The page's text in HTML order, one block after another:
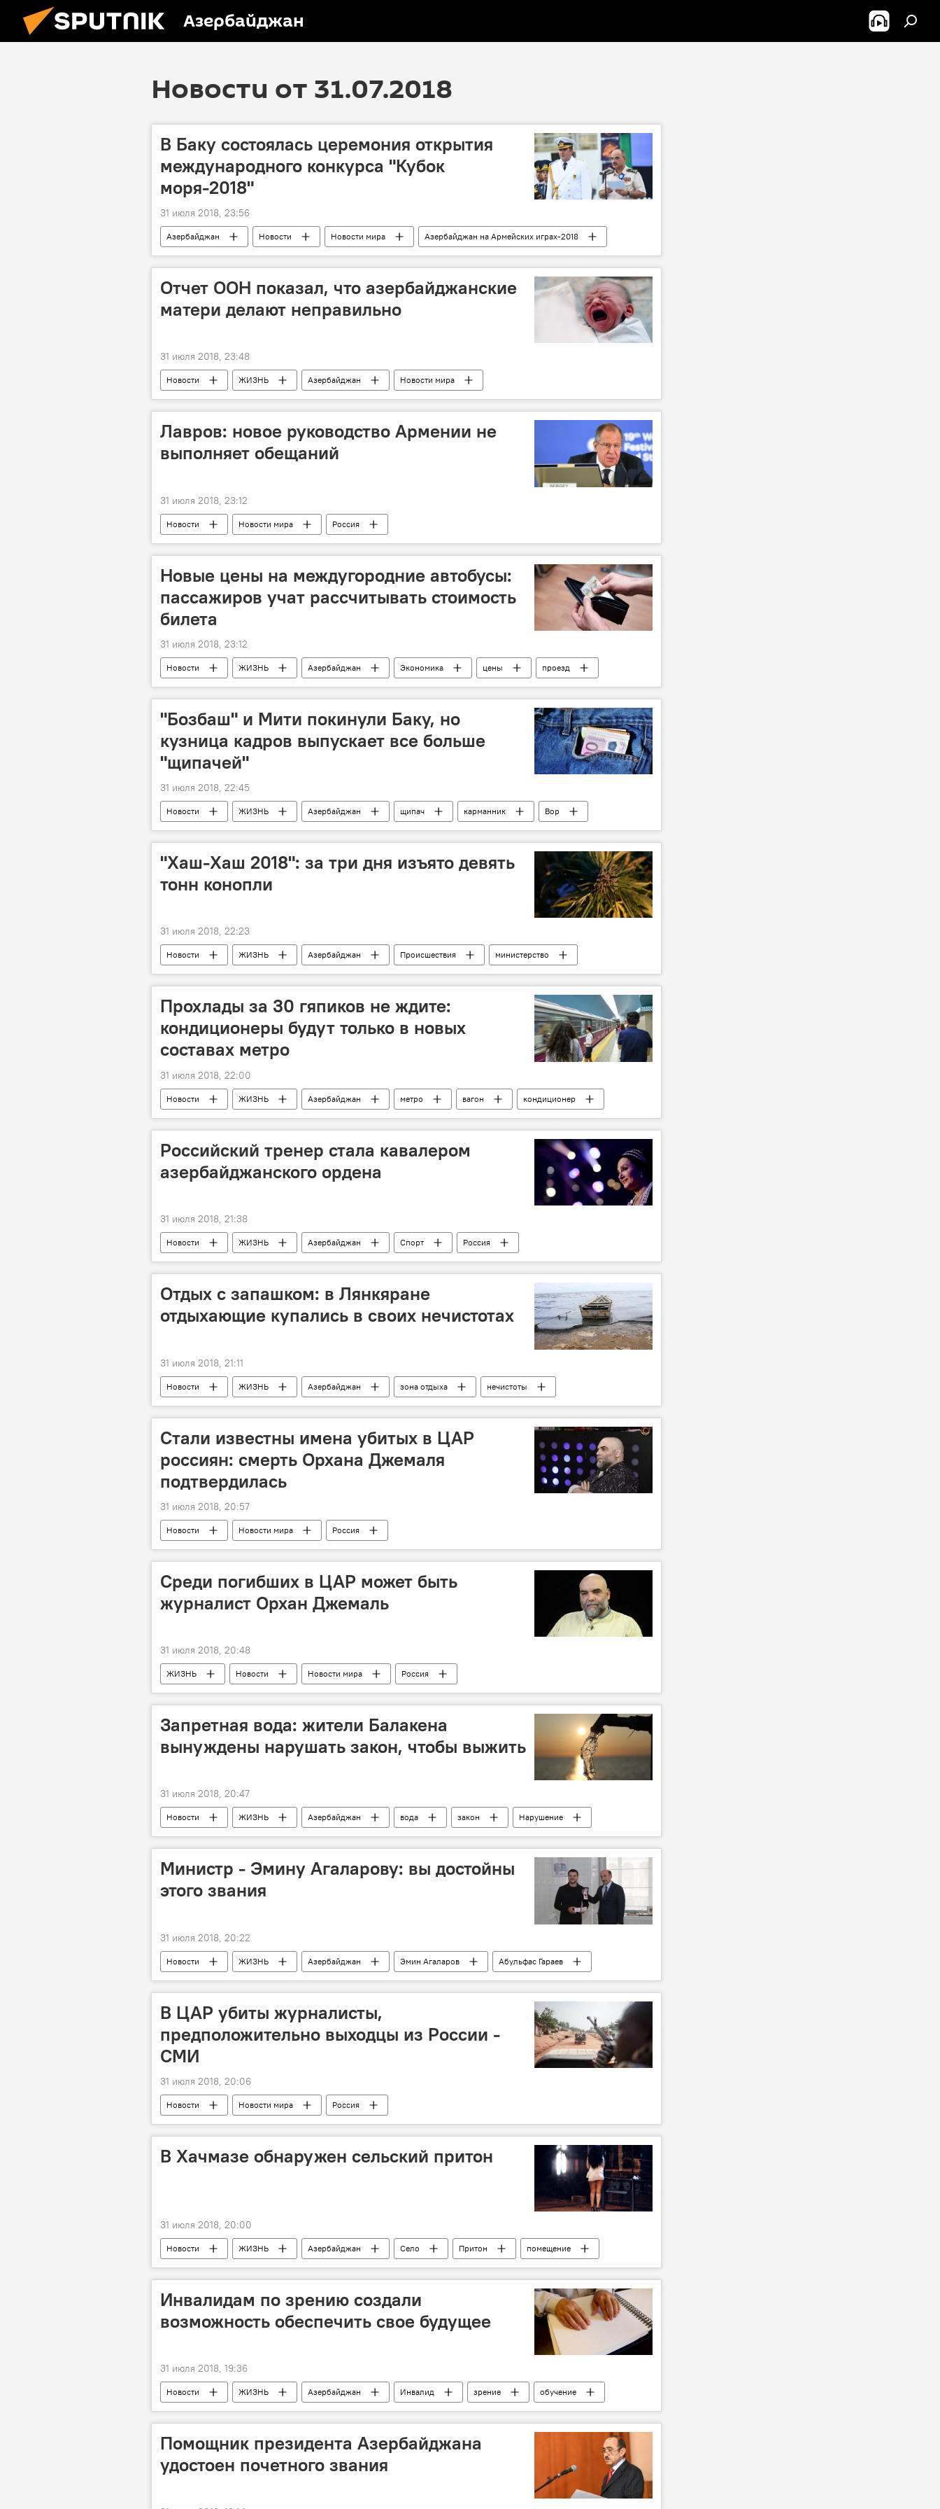
Азербайджан
Новости от 31.07.2018
В Баку состоялась церемония открытия
международного конкурса "Кубок
моря-2018"
31 июля 2018, 23:56
Азербайджан Новости Новости мира Азербайджан на Армейских играх-2018
Отчет ООН показал, что азербайджанские
матери делают неправильно
31 июля 2018, 23:48
Новости ЖИЗНЬ Азербайджан Новости мира
Лавров: новое руководство Армении не
выполняет обещаний
31 июля 2018, 23:12
Новости Новости мира Россия
Новые цены на междугородние автобусы:
пассажиров учат рассчитывать стоимость
билета
31 июля 2018, 23:12
Новости ЖИЗНЬ Азербайджан Экономика цены
проезд
Гяпики
пассажиры тарифы стоимость
билет
"Бозбаш" и Мити покинули Баку, но
кузница кадров выпускает все больше
"щипачей"
31 июля 2018, 22:45
Новости ЖИЗНЬ Азербайджан щипач карманник
Вор
кузница
Кадры уголовный розыск
"Хаш-Хаш 2018": за три дня изъято девять
тонн конопли
31 июля 2018, 22:23
Новости ЖИЗНЬ Азербайджан Происшествия
министерство
ведомство
территории Конопля обнаружили
Регион
Прохлады за 30 гяпиков не ждите:
кондиционеры будут только в новых
составах метро
31 июля 2018, 22:00
Новости ЖИЗНЬ Азербайджан метро вагон
кондиционер
Гяпики
конструкция поезд
Российский тренер стала кавалером
азербайджанского ордена
31 июля 2018, 21:38
Новости ЖИЗНЬ Азербайджан Спорт Россия
Отдых с запашком: в Лянкяране
отдыхающие купались в своих нечистотах
31 июля 2018, 21:11
Новости ЖИЗНЬ Азербайджан зона отдыха
нечистоты
министерство
пляж рейд отдыхающие
Стали известны имена убитых в ЦАР
россиян: смерть Орхана Джемаля
подтвердилась
31 июля 2018, 20:57
Новости Новости мира Россия
Среди погибших в ЦАР может быть
журналист Орхан Джемаль
31 июля 2018, 20:48
ЖИЗНЬ Новости Новости мира Россия
Запретная вода: жители Балакена
вынуждены нарушать закон, чтобы выжить
31 июля 2018, 20:47
Новости ЖИЗНЬ Азербайджан вода закон
Нарушение
выживание
линия водопроводные линии канализационная система
Министр - Эмину Агаларову: вы достойны
этого звания
31 июля 2018, 20:22
Новости ЖИЗНЬ Азербайджан Эмин Агаларов
Абульфас Гараев
звание
министр деятельность
пропаганда
В ЦАР убиты журналисты,
предположительно выходцы из России -
СМИ
31 июля 2018, 20:06
Новости Новости мира Россия
В Хачмазе обнаружен сельский притон
31 июля 2018, 20:00
Новости ЖИЗНЬ Азербайджан Село Притон
помещение
Аренда
Проституция кафе
Инвалидам по зрению создали
возможность обеспечить свое будущее
31 июля 2018, 19:36
Новости ЖИЗНЬ Азербайджан Инвалид зрение
обучение
Будущее
Помощник президента Азербайджана
удостоен почетного звания